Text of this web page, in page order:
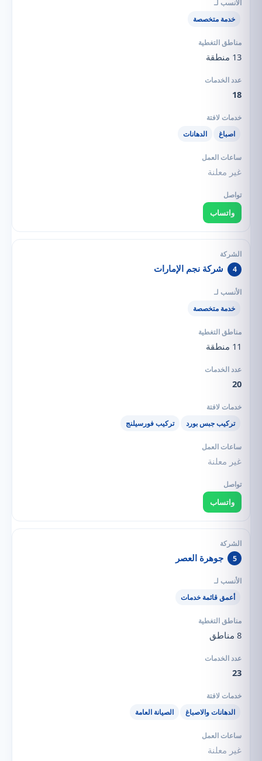
خدمة متخصصة
13 منطقة
18
اصباغ الدهانات
غير معلنة
واتساب
4 شركة نجم الإمارات
خدمة متخصصة
11 منطقة
20
تركيب جبس بورد تركيب فورسيلنج
غير معلنة
واتساب
5 جوهرة العصر
أعمق قائمة خدمات
8 مناطق
23
الدهانات والاصباغ الصيانة العامة
غير معلنة